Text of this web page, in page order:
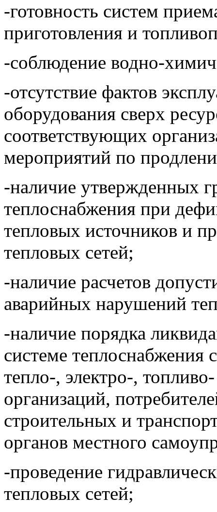
-готовность систем
приготовления и
-соблюдение водно-
-отсутствие фактов
оборудования сверх
соответствующих
мероприятий по
-наличие утвержденных
теплоснабжения при
тепловых источников и
тепловых сетей;
-наличие расчетов
аварийных нарушений
-наличие порядка
системе теплоснабжения
тепло-, электро-,
организаций,
строительных и
органов местного
-проведение
тепловых сетей;